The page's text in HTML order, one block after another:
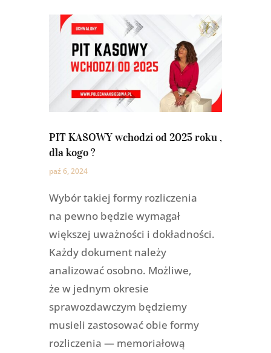
PIT KASOWY wchodzi od 2025 roku ,
dla kogo ?
paź 6, 2024
Wybór takiej formy rozliczenia
na pewno będzie wymagał
większej uważności i dokładności.
Każdy dokument należy
analizować osobno. Możliwe,
że w jednym okresie
sprawozdawczym będziemy
musieli zastosować obie formy
rozliczenia — memoriałową